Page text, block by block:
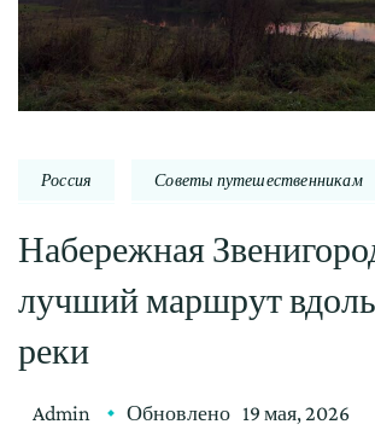
Россия Советы путешественникам
Набережная
лучший маршрут
реки
Admin Обновлено 19 мая, 2026